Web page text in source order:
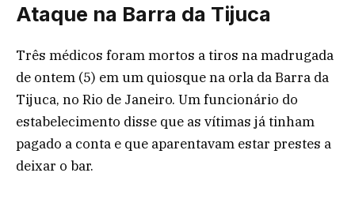
Ataque na Barra da Tijuca
Três médicos foram mortos a tiros na madrugada
de ontem (5) em um quiosque na orla da Barra da
Tijuca, no Rio de Janeiro. Um funcionário do
estabelecimento disse que as vítimas já tinham
pagado a conta e que aparentavam estar prestes a
deixar o bar.